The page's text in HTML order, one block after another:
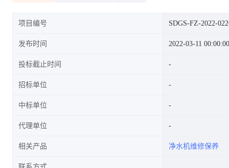
项目编号 SDGS-FZ-2022-
发布时间 2022-03-11 00:00:00
投标截止时间
招标单位
中标单位
代理单位
相关产品 净水机维修保养